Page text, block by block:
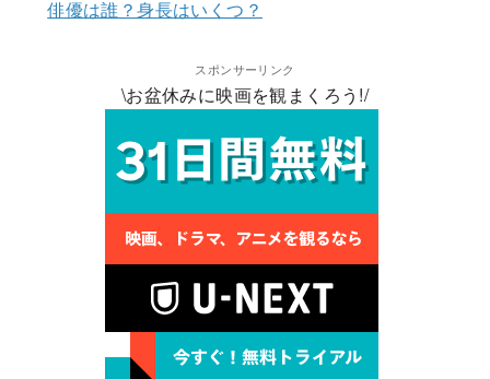
俳優は誰？身長はいくつ？
スポンサーリンク
\お盆休みに映画を観まくろう!/